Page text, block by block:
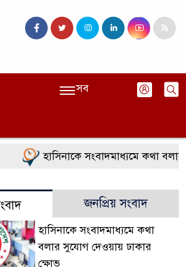
সব
হাসিনাকে সংবাদমাধ্যমে কথা বলার
জনপ্রিয় সংবাদ
হাসিনাকে সংবাদমাধ্যমে কথা
বলার সুযোগ দেওয়ায় ঢাকার
ক্ষোভ